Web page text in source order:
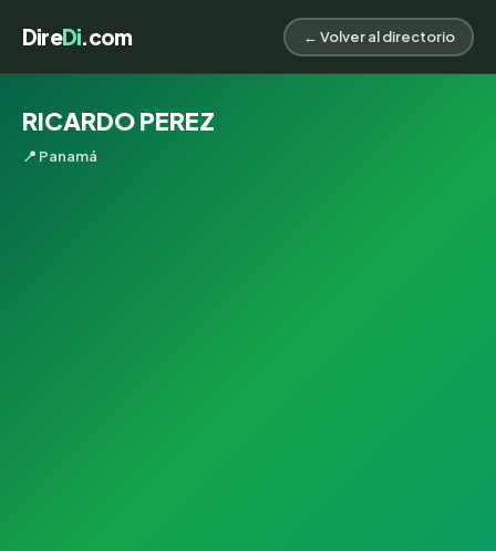
DireDi.com ← Volver al directorio
RICARDO PEREZ
📍 Panamá